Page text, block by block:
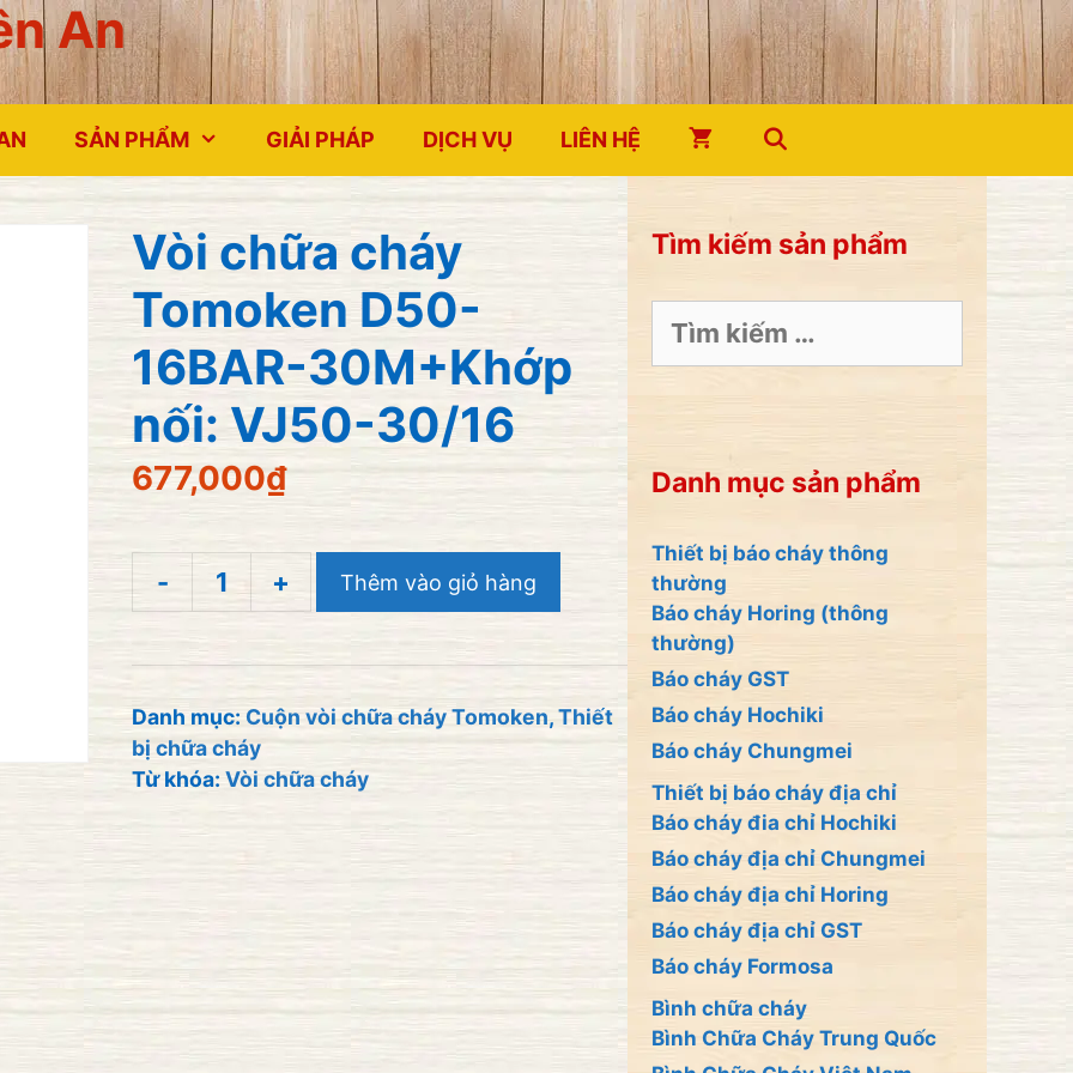
An
SẢN PHẨM GIẢI PHÁP DỊCH VỤ LIÊN HỆ
Vòi chữa cháy
Tomoken D50-
16BAR-30M+Khớp
nối: VJ50-30/16
677,000₫
-
Vòi
Tomoken
D50-
16BAR-
30M+Khớp
số
+ Thêm vào giỏ hàng
Danh mục: Cuộn vòi chữa cháy Tomoken,Thiết
bị chữa cháy
Từ khóa: Vòi chữa cháy
Tìm kiếm sản phẩm
kiếm
cho:
Danh mục sản phẩm
Thiết bị báo cháy thông
thường
Báo cháy Horing (thông
thường)
Báo cháy GST
Báo cháy Hochiki
Báo cháy Chungmei
Thiết bị báo cháy địa chỉ
Báo cháy đia chỉ Hochiki
Báo cháy địa chỉ Chungmei
Báo cháy địa chỉ Horing
Báo cháy địa chỉ GST
Báo cháy Formosa
Bình chữa cháy
Bình Chữa Cháy Trung Quốc